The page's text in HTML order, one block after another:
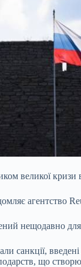
великої
агентство
нещодавно
санкції,
що